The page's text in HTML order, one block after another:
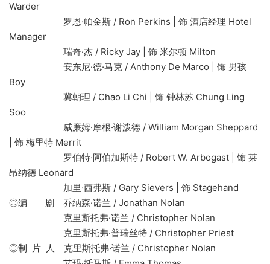
Warder
罗恩·帕金斯 / Ron Perkins | 饰 酒店经理 Hotel
Manager
瑞奇·杰 / Ricky Jay | 饰 米尔顿 Milton
安东尼·德·马克 / Anthony De Marco | 饰 男孩
Boy
冀朝理 / Chao Li Chi | 饰 钟林苏 Chung Ling
Soo
威廉姆·摩根·谢泼德 / William Morgan Sheppard
| 饰 梅里特 Merrit
罗伯特·阿伯加斯特 / Robert W. Arbogast | 饰 莱
昂纳德 Leonard
加里·西弗斯 / Gary Sievers | 饰 Stagehand
◎编 剧 乔纳森·诺兰 / Jonathan Nolan
克里斯托弗·诺兰 / Christopher Nolan
克里斯托弗·普瑞丝特 / Christopher Priest
◎制 片 人 克里斯托弗·诺兰 / Christopher Nolan